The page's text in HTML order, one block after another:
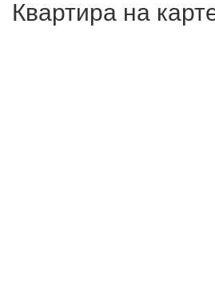
Квартира на